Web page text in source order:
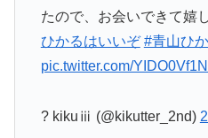
たので、お会いできて嬉
ひかるはいいぞ #青山ひ
pic.twitter.com/
? kikuⅲ (@kikutter_2nd)